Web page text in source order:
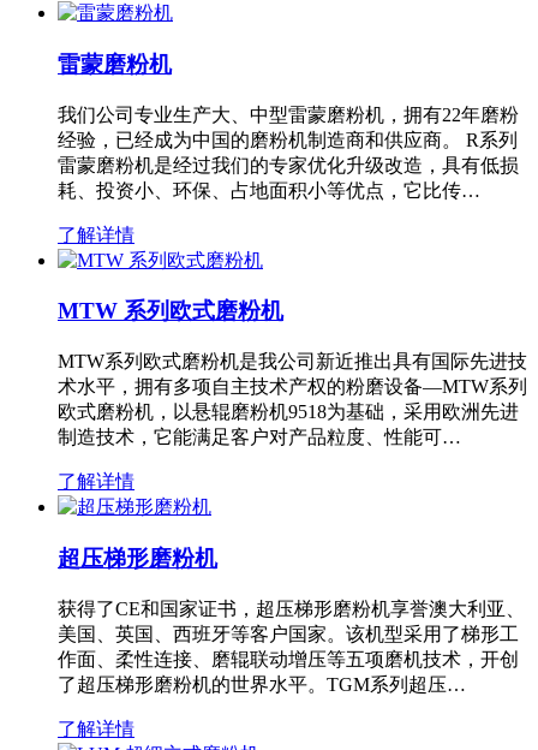
雷蒙磨粉机
我们公司专业生产大、中型雷蒙磨粉机，拥有22年磨粉
经验，已经成为中国的磨粉机制造商和供应商。 R系列
雷蒙磨粉机是经过我们的专家优化升级改造，具有低损
耗、投资小、环保、占地面积小等优点，它比传…
了解详情
MTW 系列欧式磨粉机
MTW系列欧式磨粉机是我公司新近推出具有国际先进技
术水平，拥有多项自主技术产权的粉磨设备—MTW系列
欧式磨粉机，以悬辊磨粉机9518为基础，采用欧洲先进
制造技术，它能满足客户对产品粒度、性能可…
了解详情
超压梯形磨粉机
获得了CE和国家证书，超压梯形磨粉机享誉澳大利亚、
美国、英国、西班牙等客户国家。该机型采用了梯形工
作面、柔性连接、磨辊联动增压等五项磨机技术，开创
了超压梯形磨粉机的世界水平。TGM系列超压…
了解详情